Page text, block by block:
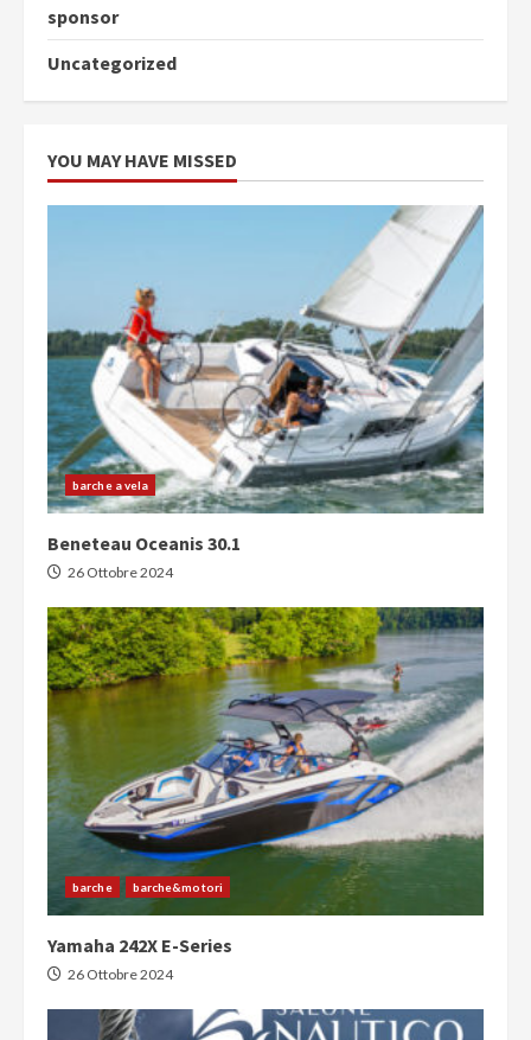
sponsor
Uncategorized
YOU MAY HAVE MISSED
barche a vela
Beneteau Oceanis 30.1
26 Ottobre 2024
barche barche&motori
Yamaha 242X E-Series
26 Ottobre 2024